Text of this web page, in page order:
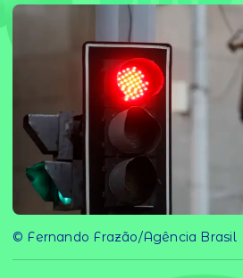
© Fernando Frazão/Agência Brasil